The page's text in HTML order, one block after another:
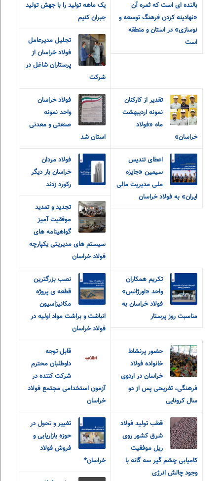
بالنده ای است که ثمره آن
«نهادینه کردن فرهنگ توسعه و
نوسازی» در استان و منطقه
است
یک ماهه تولید را با جهش تولید
جبران کنیم
تجلیل مدیرعامل
فولاد خراسان از
پرستاران شاغل در
شرکت
تقدیر از کارکنان
نمونه اردیبهشت
ماه «فولاد
خراسان»
فولاد خراسان
واحد نمونه
صنعتی و معدنی
استان شد
اعطای تندیس
سیمین «جایزه
ملی مدیریت مالی
ایران» به فولاد خراسان
فولاد مردان
خراسان بار دیگر
رکورد زدند
تجدید و تمدید
موفقیت آمیز
گواهینامه های
سیستم های مدیریتی یکپارچه
فولاد خراسان
تکریم همکاران
واحد «اورژانس»
فولاد خراسان به
مناسبت روز پرستار
نصب بزرگترین
قطعه ی پروژه
مکانیزاسیون
انباشت و براشت مواد اولیه در
فولاد خراسان
حضور پرنشاط
خانواده فولاد
خراسان در اردوی
فرهنگی، تفریحی پس از دو
سال کرونایی
قابل توجه
داوطلبان محترم
شرکت کننده در
آزمون استخدامی مجتمع فولاد
خراسان
قطب تولید فولاد
شرق کشور روی
ریل موفقیت
کامیابی چشم گیر سه گانه با
وجود چالش انرژی
تغییر و تحول در
حوزه بازاریابی و
فروش فولاد
خراسان*